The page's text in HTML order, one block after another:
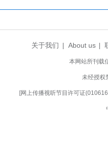
安毕表示，该公司深
企业落地光谷，科创
青桐汇”已成为光谷